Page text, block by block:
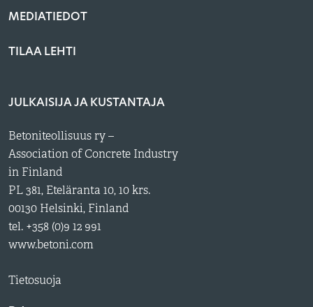
MEDIATIEDOT
TILAA LEHTI
JULKAISIJA JA KUSTANTAJA
Betoniteollisuus ry –
Association of Concrete Industry
in Finland
PL 381, Eteläranta 10, 10 krs.
00130 Helsinki, Finland
tel. +358 (0)9 12 991
www.betoni.com
Tietosuoja